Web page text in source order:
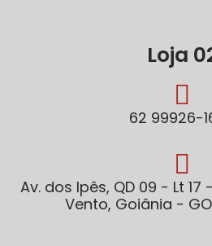
Loja
62 99926-
Av. dos Ipês, QD 09 - Lt
Vento, Goiânia -